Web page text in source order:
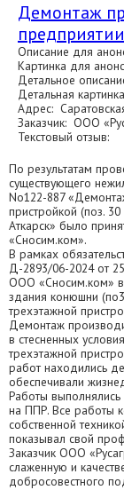
Демонтаж
Описание для
Картинка для
Детальное
Детальная
Адрес:
Заказчик: ООО
Текстовый отзыв:
По результатам
существующего
No122-887
пристройкой (поз.
Аткарск» было
«Сносим.ком».
В рамках
Д-2893/06-2024 от
ООО «Сносим.ком»
здания конюшни
трехэтажной
Демонтаж
в стесненных
трехэтажной
работ находились
обеспечивали
Работы
на ППР. Все работы
собственной
показывал свой
Заказчик ООО
слаженную и
добросовестного